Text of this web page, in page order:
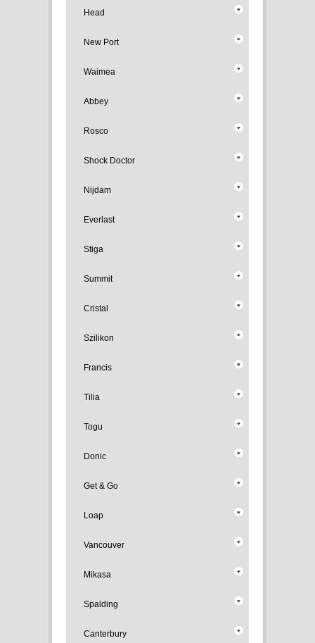
Head
New Port
Waimea
Abbey
Rosco
Shock Doctor
Nijdam
Everlast
Stiga
Summit
Cristal
Szilikon
Francis
Tilia
Togu
Donic
Get & Go
Loap
Vancouver
Mikasa
Spalding
Canterbury